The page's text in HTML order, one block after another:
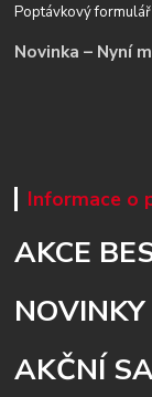
Poptávkový formulář
Novinka – Nyní
Informace o
AKCE
NOVINKY
AKČNÍ